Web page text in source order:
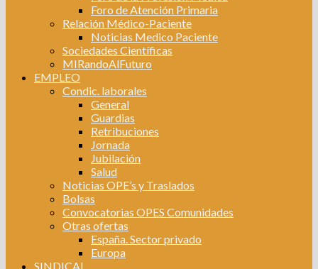
Foro de Atención Primaria
Relación Médico-Paciente
Noticias Medico Paciente
Sociedades Científicas
MIRandoAlFuturo
EMPLEO
Condic. laborales
General
Guardias
Retribuciones
Jornada
Jubilación
Salud
Noticias OPE’s y Traslados
Bolsas
Convocatorias OPES Comunidades
Otras ofertas
España. Sector privado
Europa
SINDICAL